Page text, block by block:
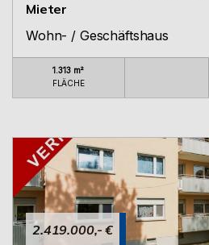
Mieter
Wohn- / Geschäftshaus
1.313 m²
FLÄCHE
2.419.000,- €